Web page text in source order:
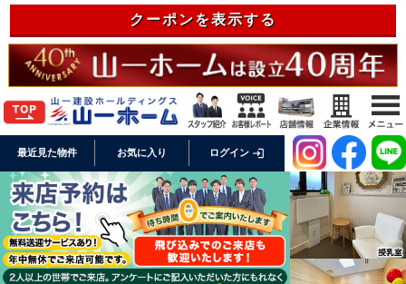
クーポンを表示する
最近見た物件 お気に入り ログイン login